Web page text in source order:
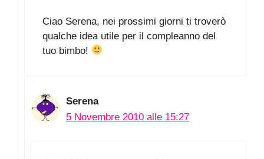
Ciao Serena, nei prossimi giorni ti troverò
qualche idea utile per il compleanno del
tuo bimbo!
Serena
5 Novembre 2010 alle 15:27